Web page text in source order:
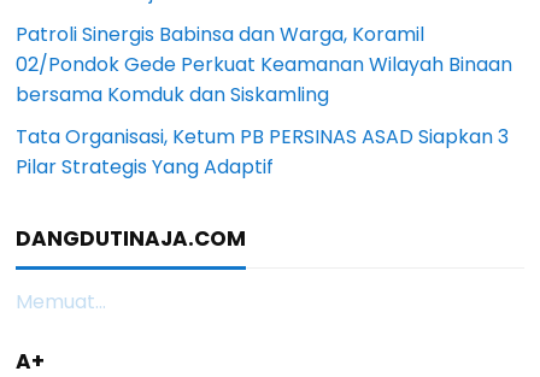
Patroli Sinergis Babinsa dan Warga, Koramil
02/Pondok Gede Perkuat Keamanan Wilayah Binaan
bersama Komduk dan Siskamling
Tata Organisasi, Ketum PB PERSINAS ASAD Siapkan 3
Pilar Strategis Yang Adaptif
DANGDUTINAJA.COM
Memuat...
A+